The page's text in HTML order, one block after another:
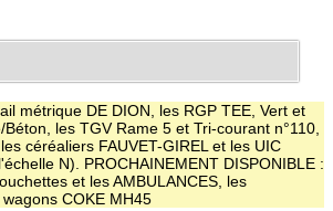
métrique DE DION, les RGP TEE, Vert et
les TGV Rame 5 et Tri-courant n°110,
céréaliers FAUVET-GIREL et les UIC
N). PROCHAINEMENT DISPONIBLE :
et les AMBULANCES, les
COKE MH45